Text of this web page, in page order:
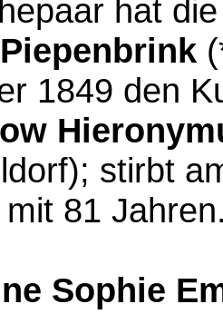
hat
1849 den
stirbt
81
Sophie